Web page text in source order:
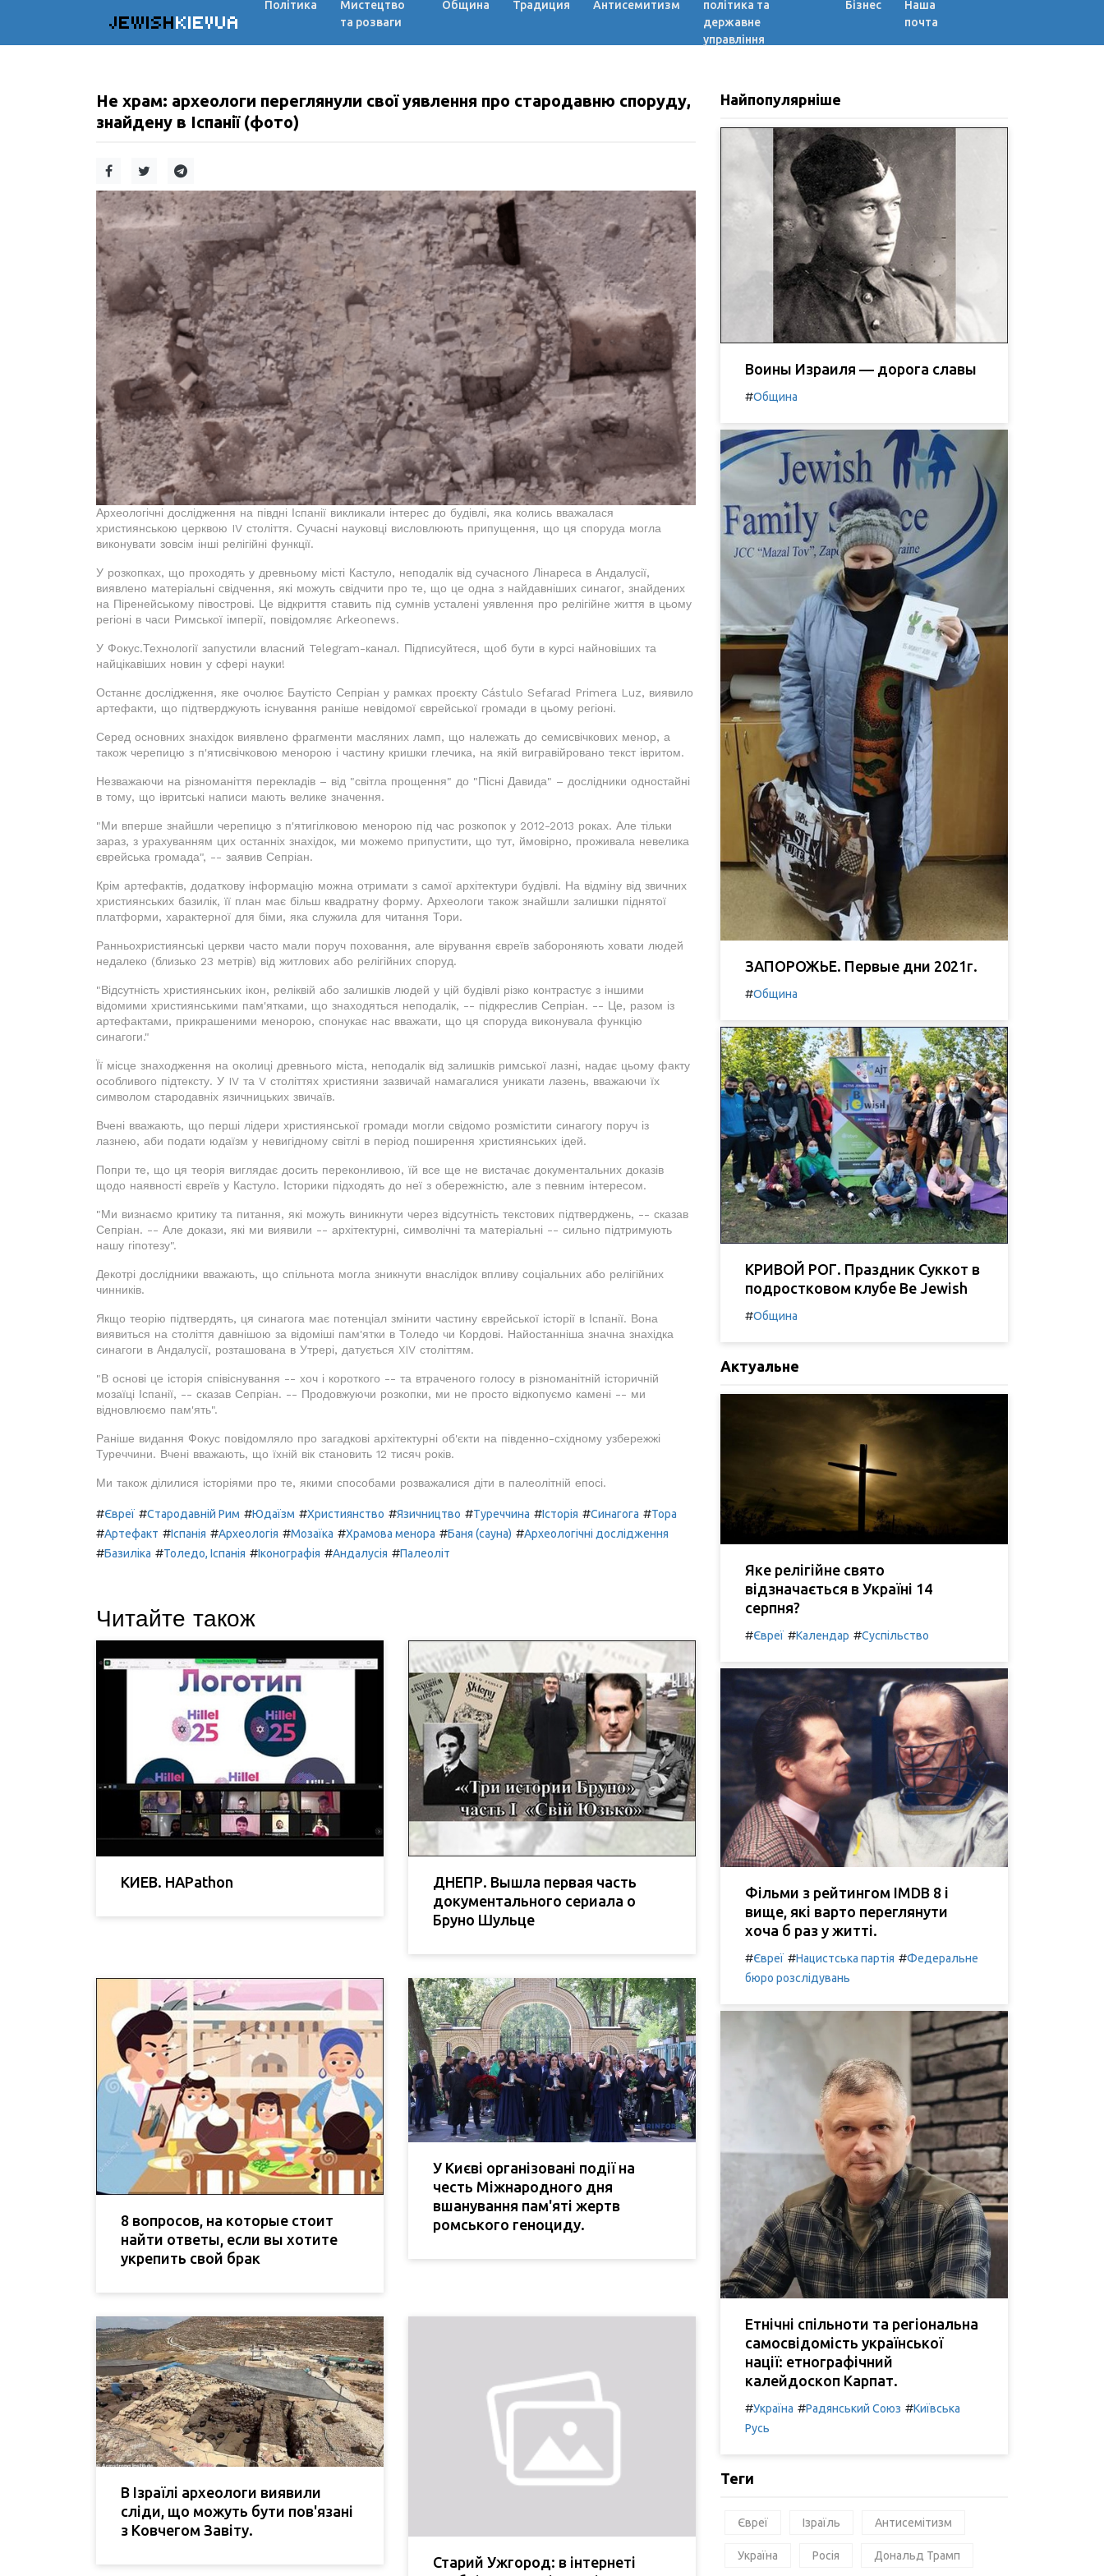
JEWISHKIEVUA
Політика
Мистецтво
та розваги
Община Традиция Антисемитизм
політика та
державне
управління
Бізнес
Наша
почта
Не храм: археологи переглянули свої уявлення про стародавню споруду,
знайдену в Іспанії (фото)
Археологічні дослідження на півдні Іспанії викликали інтерес до будівлі, яка колись вважалася
християнською церквою IV століття. Сучасні науковці висловлюють припущення, що ця споруда могла
виконувати зовсім інші релігійні функції.
У розкопках, що проходять у древньому місті Кастуло, неподалік від сучасного Лінареса в Андалусії,
виявлено матеріальні свідчення, які можуть свідчити про те, що це одна з найдавніших синагог, знайдених
на Піренейському півострові. Це відкриття ставить під сумнів усталені уявлення про релігійне життя в цьому
регіоні в часи Римської імперії, повідомляє Arkeonews.
У Фокус.Технології запустили власний Telegram-канал. Підписуйтеся, щоб бути в курсі найновіших та
найцікавіших новин у сфері науки!
Останнє дослідження, яке очолює Баутісто Сепріан у рамках проєкту Cástulo Sefarad Primera Luz, виявило
артефакти, що підтверджують існування раніше невідомої єврейської громади в цьому регіоні.
Серед основних знахідок виявлено фрагменти масляних ламп, що належать до семисвічкових менор, а
також черепицю з п'ятисвічковою менорою і частину кришки глечика, на якій вигравійровано текст івритом.
Незважаючи на різноманіття перекладів – від "світла прощення" до "Пісні Давида" – дослідники одностайні
в тому, що івритські написи мають велике значення.
"Ми вперше знайшли черепицю з п'ятигілковою менорою під час розкопок у 2012-2013 роках. Але тільки
зараз, з урахуванням цих останніх знахідок, ми можемо припустити, що тут, ймовірно, проживала невелика
єврейська громада", -- заявив Сепріан.
Крім артефактів, додаткову інформацію можна отримати з самої архітектури будівлі. На відміну від звичних
християнських базилік, її план має більш квадратну форму. Археологи також знайшли залишки піднятої
платформи, характерної для біми, яка служила для читання Тори.
Ранньохристиянські церкви часто мали поруч поховання, але вірування євреїв забороняють ховати людей
недалеко (близько 23 метрів) від житлових або релігійних споруд.
"Відсутність християнських ікон, реліквій або залишків людей у цій будівлі різко контрастує з іншими
відомими християнськими пам'ятками, що знаходяться неподалік, -- підкреслив Сепріан. -- Це, разом із
артефактами, прикрашеними менорою, спонукає нас вважати, що ця споруда виконувала функцію
синагоги."
Її місце знаходження на околиці древнього міста, неподалік від залишків римської лазні, надає цьому факту
особливого підтексту. У IV та V століттях християни зазвичай намагалися уникати лазень, вважаючи їх
символом стародавніх язичницьких звичаїв.
Вчені вважають, що перші лідери християнської громади могли свідомо розмістити синагогу поруч із
лазнею, аби подати юдаїзм у невигідному світлі в період поширення християнських ідей.
Попри те, що ця теорія виглядає досить переконливою, їй все ще не вистачає документальних доказів
щодо наявності євреїв у Кастуло. Історики підходять до неї з обережністю, але з певним інтересом.
"Ми визнаємо критику та питання, які можуть виникнути через відсутність текстових підтверджень, -- сказав
Сепріан. -- Але докази, які ми виявили -- архітектурні, символічні та матеріальні -- сильно підтримують
нашу гіпотезу".
Декотрі дослідники вважають, що спільнота могла зникнути внаслідок впливу соціальних або релігійних
чинників.
Якщо теорію підтвердять, ця синагога має потенціал змінити частину єврейської історії в Іспанії. Вона
виявиться на століття давнішою за відоміші пам'ятки в Толедо чи Кордові. Найостанніша значна знахідка
синагоги в Андалусії, розташована в Утрері, датується XIV століттям.
"В основі це історія співіснування -- хоч і короткого -- та втраченого голосу в різноманітній історичній
мозаїці Іспанії, -- сказав Сепріан. -- Продовжуючи розкопки, ми не просто відкопуємо камені -- ми
відновлюємо пам'ять".
Раніше видання Фокус повідомляло про загадкові архітектурні об'єкти на південно-східному узбережжі
Туреччини. Вчені вважають, що їхній вік становить 12 тисяч років.
Ми також ділилися історіями про те, якими способами розважалися діти в палеолітній епосі.
#Євреї #Стародавній Рим #Юдаїзм #Християнство #Язичництво #Туреччина #Історія #Синагога #Тора
#Артефакт #Іспанія #Археологія #Мозаїка #Храмова менора #Баня (сауна) #Археологічні дослідження
#Базиліка #Толедо, Іспанія #Іконографія #Андалусія #Палеоліт
Читайте також
КИЕВ. HAPathon
ДНЕПР. Вышла первая часть
документального сериала о
Бруно Шульце
8 вопросов, на которые стоит
найти ответы, если вы хотите
укрепить свой брак
У Києві організовані події на
честь Міжнародного дня
вшанування пам'яті жертв
ромського геноциду.
В Ізраїлі археологи виявили
сліди, що можуть бути пов'язані
з Ковчегом Завіту.
Старий Ужгород: в інтернеті
Найпопулярніше
Воины Израиля — дорога славы
#Община
ЗАПОРОЖЬЕ. Первые дни 2021г.
#Община
КРИВОЙ РОГ. Праздник Суккот в
подростковом клубе Be Jewish
#Община
Актуальне
Яке релігійне свято
відзначається в Україні 14
серпня?
#Євреї #Календар #Суспільство
Фільми з рейтингом IMDB 8 і
вище, які варто переглянути
хоча б раз у житті.
#Євреї #Нацистська партія #Федеральне
бюро розслідувань
Етнічні спільноти та регіональна
самосвідомість української
нації: етнографічний
калейдоскоп Карпат.
#Україна #Радянський Союз #Київська
Русь
Теги
Євреї Ізраїль Антисемітизм
Україна Росія Дональд Трамп